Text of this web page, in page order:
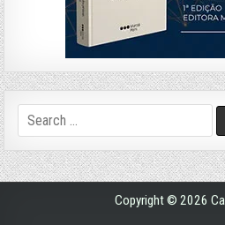
Search
for:
Copyright © 2026